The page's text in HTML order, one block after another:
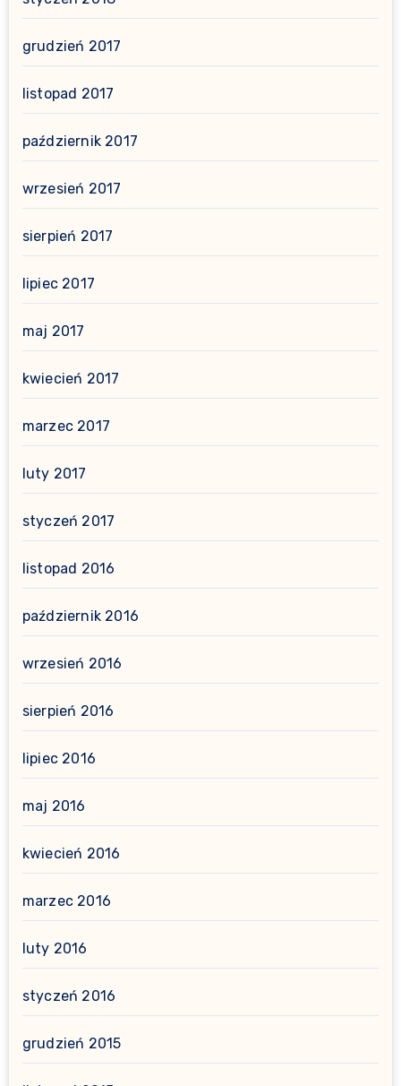
grudzień 2017
listopad 2017
październik 2017
wrzesień 2017
sierpień 2017
lipiec 2017
maj 2017
kwiecień 2017
marzec 2017
luty 2017
styczeń 2017
listopad 2016
październik 2016
wrzesień 2016
sierpień 2016
lipiec 2016
maj 2016
kwiecień 2016
marzec 2016
luty 2016
styczeń 2016
grudzień 2015